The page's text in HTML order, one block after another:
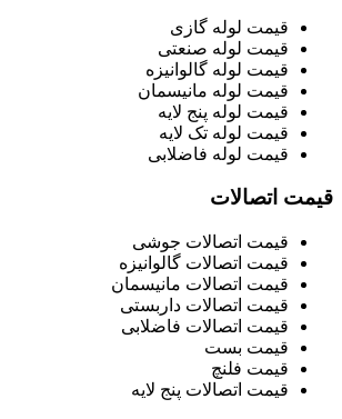
قیمت لوله گازی
قیمت لوله صنعتی
قیمت لوله گالوانیزه
قیمت لوله مانیسمان
قیمت لوله پنج لایه
قیمت لوله تک لایه
قیمت لوله فاضلابی
قیمت اتصالات
قیمت اتصالات جوشی
قیمت اتصالات گالوانیزه
قیمت اتصالات مانیسمان
قیمت اتصالات داربستی
قیمت اتصالات فاضلابی
قیمت بست
قیمت فلنچ
قیمت اتصالات پنج لایه